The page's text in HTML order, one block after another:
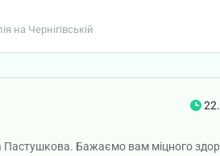
на Чернігівській
Пастушкова. Бажаємо вам міцного